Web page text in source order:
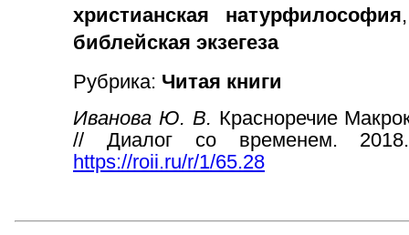
христианская натурфилософия
библейская экзегеза
Рубрика: Читая книги
Иванова Ю. В. Красноречие
// Диалог со временем.
https://roii.ru/r/1/65.28